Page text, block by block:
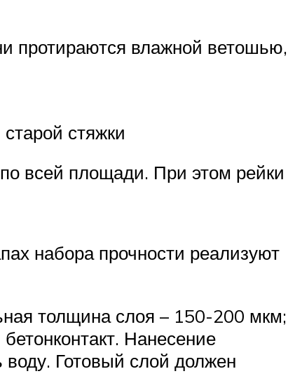
протираются влажной ветошью,
стяжки
всей площади. При этом рейки
набора прочности реализуют
толщина слоя – 150-200 мкм;
Нанесение
воду. Готовый слой должен